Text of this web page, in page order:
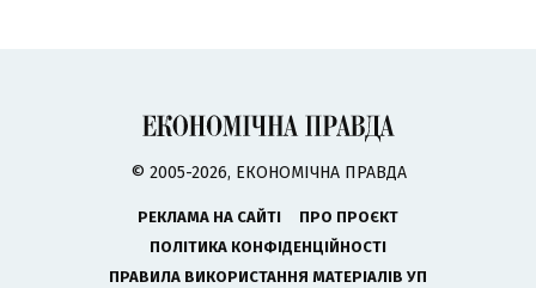
© 2005-2026, ЕКОНОМІЧНА ПРАВДА
РЕКЛАМА НА САЙТІ
ПРО ПРОЄКТ
ПОЛІТИКА КОНФІДЕНЦІЙНОСТІ
ПРАВИЛА ВИКОРИСТАННЯ МАТЕРІАЛІВ УП